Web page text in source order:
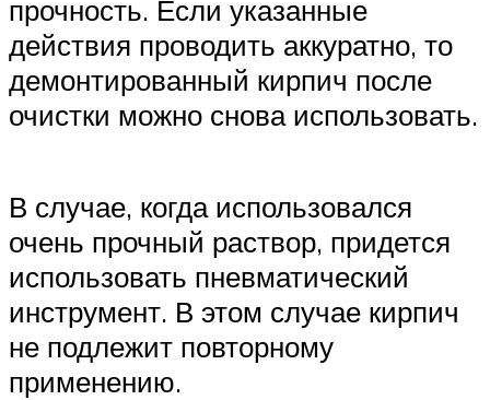
прочность. Если указанные
действия проводить аккуратно, то
демонтированный кирпич после
очистки можно снова использовать.
В случае, когда использовался
очень прочный раствор, придется
использовать пневматический
инструмент. В этом случае кирпич
не подлежит повторному
применению.